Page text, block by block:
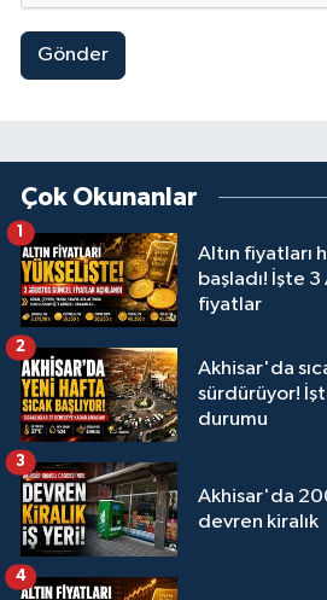
Gönder
Çok Okunanlar
Altın fiyatları
başladı! İşte
fiyatlar
1
Akhisar'da
sürdürüyor!
durumu
2
Akhisar'da
devren kiralık
3
4